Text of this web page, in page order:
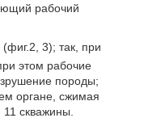
рабочий
3); так, при
этом рабочие
породы;
органе, сжимая
скважины.